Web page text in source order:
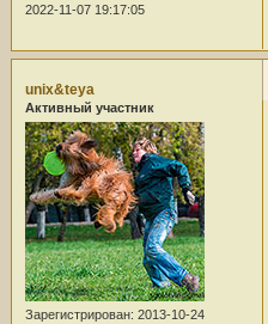
2022-11-07 19:17:05
unix&teya
Активный участник
Зарегистрирован: 2013-10-24